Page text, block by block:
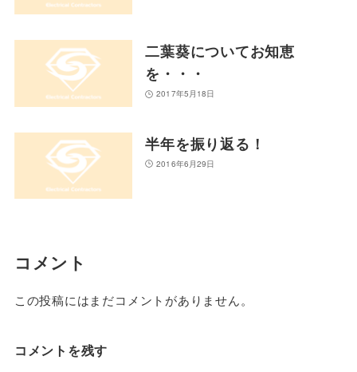
二葉葵についてお知恵
を・・・
2017年5月18日
半年を振り返る！
2016年6月29日
コメント
この投稿にはまだコメントがありません。
コメントを残す